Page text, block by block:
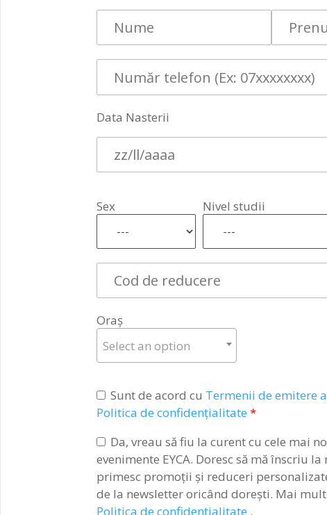
Data Nasterii
Sex Nivel studii
Oraș
Select an option
Sunt de acord cu Termenii de emitere
Politica de confidențialitate*
Da, vreau să fiu la curent cu cele mai
evenimente EYCA. Doresc să mă înscriu la
primesc promoții și reduceri
de la newsletter oricând dorești. Mai
Politica de confidențialitate .